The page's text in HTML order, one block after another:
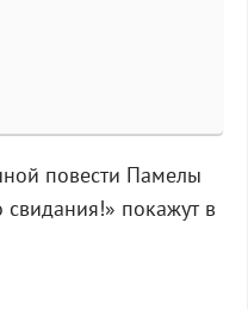
повести Памелы
покажут в